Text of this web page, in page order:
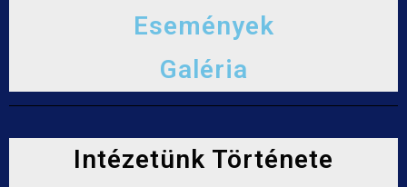
Események
Galéria
Intézetünk Története